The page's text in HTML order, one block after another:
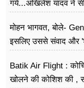
गये...अखिलेश यादव ने
मोहन भागवत, बोले-
इसलिए उससे संवाद और
Batik Air Flight :
खोलने की कोशिश की ,